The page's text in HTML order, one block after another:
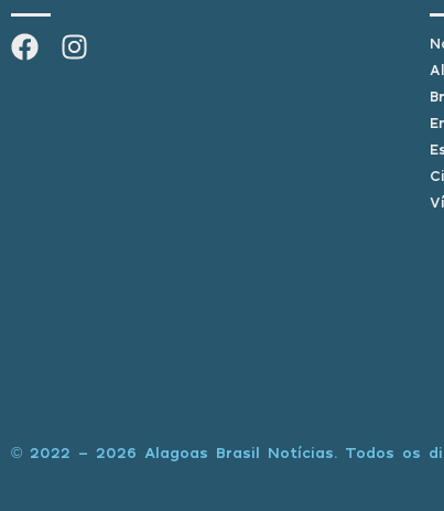
© 2022 - 2026 Alagoas Brasil Notícias. Todos os